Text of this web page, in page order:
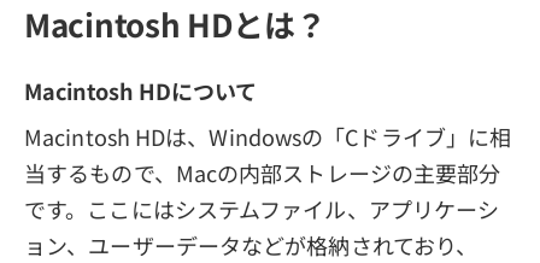
Macintosh HDとは？
Macintosh HDについて
Macintosh HDは、Windowsの「Cドライブ」に相
当するもので、Macの内部ストレージの主要部分
です。ここにはシステムファイル、アプリケーシ
ョン、ユーザーデータなどが格納されており、